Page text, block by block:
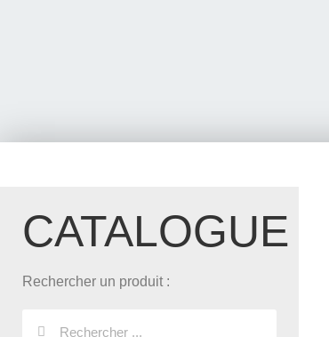
CATALOGUE
Rechercher un produit :